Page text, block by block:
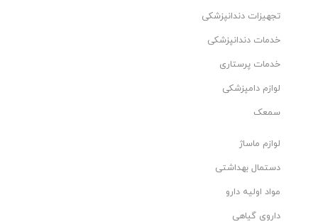
تجهیزات دندانپزشکی
خدمات دندانپزشکی
خدمات پرستاری
لوازم دامپزشکی
سمعک
لوازم ماساژ
دستمال بهداشتی
مواد اولیه دارو
داروی گیاهی